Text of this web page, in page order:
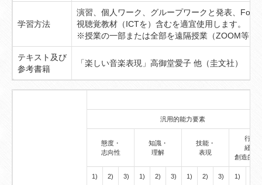
学習方法
演習、個人ワーク、グループワークと発表、
視聴覚教材（ICTを）含むを適宜使用します。
※授業の一部または全部を遠隔授業（ZOOM等）
テキスト及び
参考書籍
「楽しい音楽表現」高御堂愛子 他（圭文社）
汎用的能力要素
態度・
志向性
知識・
理解
技能・
表現
行動
経験
創造的思
1) 2) 3) 1) 2) 3) 1) 2) 3) 1)